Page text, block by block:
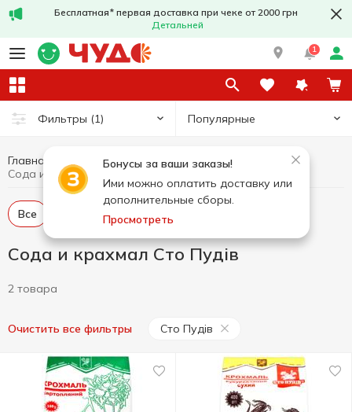
Бесплатная* первая доставка при чеке от 2000 грн
Детальней
1
Фильтры (1) Популярные
Бонусы за ваши заказы!
Ими можно оплатить доставку или
дополнительные сборы.
Просмотреть
Главная Бакалея
Сода и крахмал
Все
Сода и крахмал Сто Пудів
2 товара
Очистить все фильтры Сто Пудів